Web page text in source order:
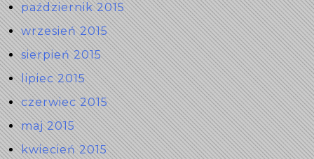
październik 2015
wrzesień 2015
sierpień 2015
lipiec 2015
czerwiec 2015
maj 2015
kwiecień 2015